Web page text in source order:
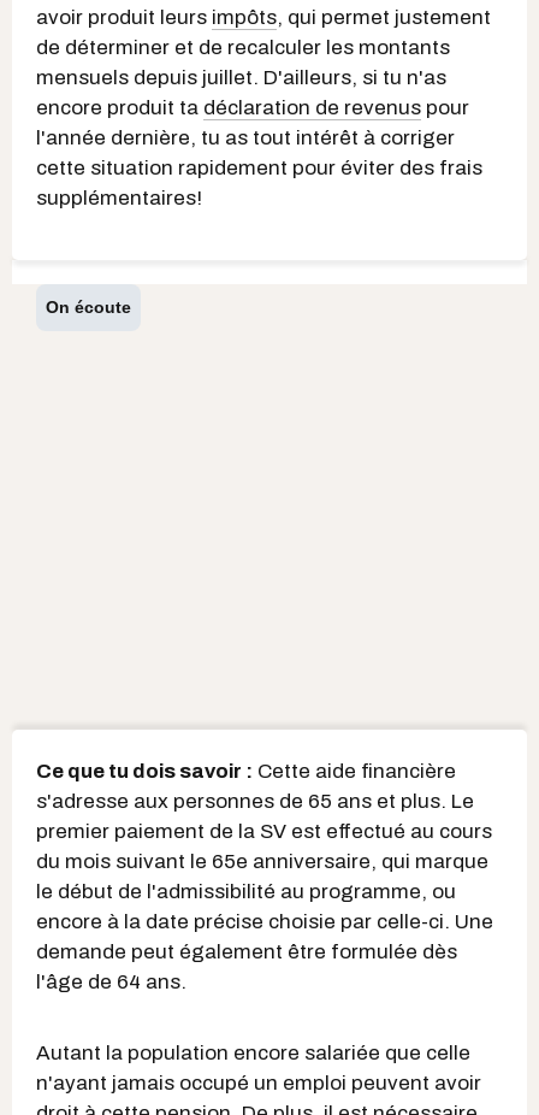
avoir produit leurs impôts, qui permet justement
de déterminer et de recalculer les montants
mensuels depuis juillet. D'ailleurs, si tu n'as
encore produit ta déclaration de revenus pour
l'année dernière, tu as tout intérêt à corriger
cette situation rapidement pour éviter des frais
supplémentaires!
On écoute
Ce que tu dois savoir : Cette aide financière
s'adresse aux personnes de 65 ans et plus. Le
premier paiement de la SV est effectué au cours
du mois suivant le 65e anniversaire, qui marque
le début de l'admissibilité au programme, ou
encore à la date précise choisie par celle-ci. Une
demande peut également être formulée dès
l'âge de 64 ans.
Autant la population encore salariée que celle
n'ayant jamais occupé un emploi peuvent avoir